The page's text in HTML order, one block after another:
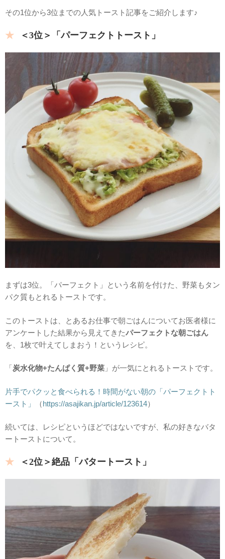
その1位から3位までの人気トースト記事をご紹介します♪
＜3位＞「パーフェクトトースト」
まずは3位。「パーフェクト」という名前を付けた、野菜もタン
パク質もとれるトーストです。
このトーストは、とあるお仕事で朝ごはんについてお医者様に
アンケートした結果から見えてきたパーフェクトな朝ごはん
を、1枚で叶えてしまおう！というレシピ。
「炭水化物+たんぱく質+野菜 」が一気にとれるトーストです。
片手でパクッと食べられる！時間がない朝の「パーフェクトト
ースト」
（https://asajikan.jp/article/123614）
続いては、レシピというほどではないですが、私の好きなバタ
ートーストについて。
＜2位＞絶品「バタートースト」